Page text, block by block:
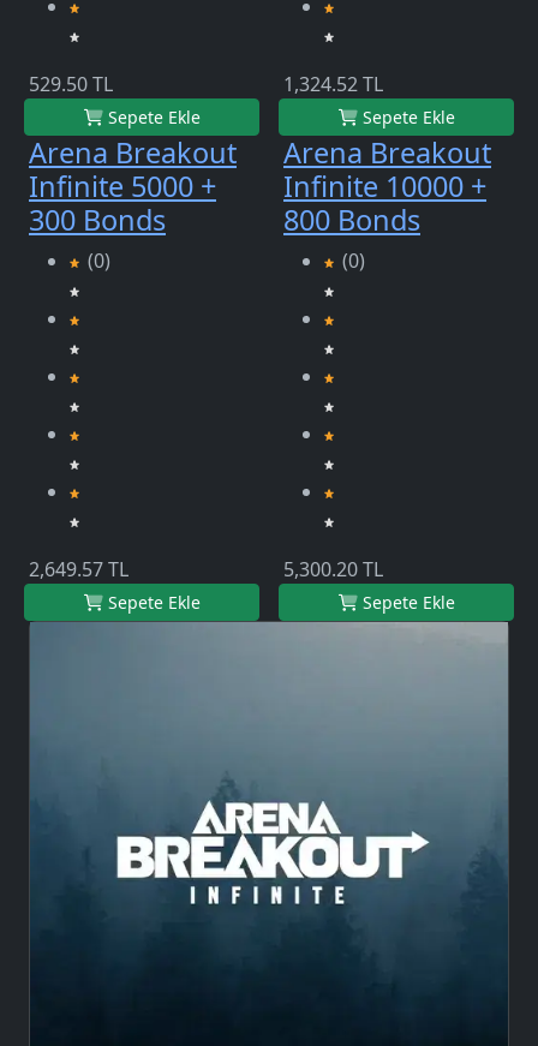
529.50 TL
Sepete Ekle
1,324.52 TL
Sepete Ekle
Arena Breakout
Infinite 5000 +
300 Bonds
(0)
2,649.57 TL
Sepete Ekle
Arena Breakout
Infinite 10000 +
800 Bonds
(0)
5,300.20 TL
Sepete Ekle